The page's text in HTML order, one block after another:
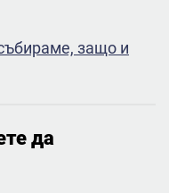
защо и
да